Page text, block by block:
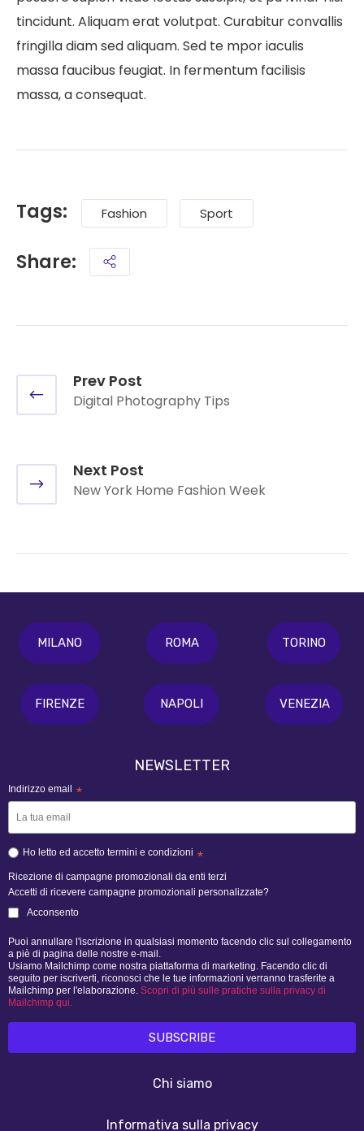
tincidunt. Aliquam erat volutpat. Curabitur convallis
fringilla diam sed aliquam. Sed te mpor iaculis
massa faucibus feugiat. In fermentum facilisis
massa, a consequat.
Tags: Fashion Sport
Share:
Prev Post
Digital Photography Tips
Next Post
New York Home Fashion Week
MILANO ROMA TORINO
FIRENZE NAPOLI VENEZIA
NEWSLETTER
Indirizzo email *
Ho letto ed accetto termini e condizioni *
Ricezione di campagne promozionali da enti terzi
Accetti di ricevere campagne promozionali personalizzate?
Acconsento
Puoi annullare l'iscrizione in qualsiasi momento facendo clic sul collegamento
a piè di pagina delle nostre e-mail.
Usiamo Mailchimp come nostra piattaforma di marketing. Facendo clic di
seguito per iscriverti, riconosci che le tue informazioni verranno trasferite a
Mailchimp per l'elaborazione. Scopri di più sulle pratiche sulla privacy di
Mailchimp qui.
Chi siamo
Informativa sulla privacy